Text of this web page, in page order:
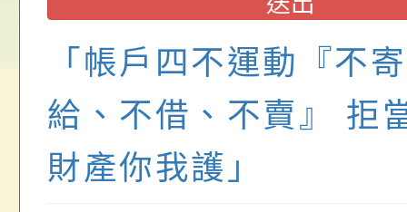
置課程與教學人才庫
畫」一案， 請教師
請，請查照。
減碳存摺2.0」全民
桃園市政府家庭教育
年度祖孫樂淘桃－祖
祝活動」海報電子檔
位協助鼓勵所屬同仁
轉知有關銓敘部建置
員退休所得重審後實
算器」，公立學校退
「帳戶四不運動『不
給、不借、不賣』 拒
財產你我護」